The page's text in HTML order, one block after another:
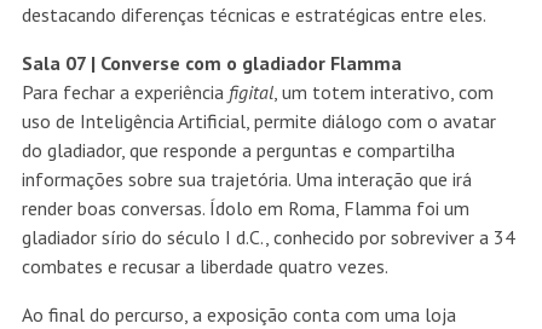
destacando diferenças técnicas e estratégicas entre eles.
Sala 07 | Converse com o gladiador Flamma
Para fechar a experiência figital, um totem interativo, com
uso de Inteligência Artificial, permite diálogo com o avatar
do gladiador, que responde a perguntas e compartilha
informações sobre sua trajetória. Uma interação que irá
render boas conversas. Ídolo em Roma, Flamma foi um
gladiador sírio do século I d.C., conhecido por sobreviver a 34
combates e recusar a liberdade quatro vezes.
Ao final do percurso, a exposição conta com uma loja